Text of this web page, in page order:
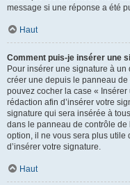
message si une réponse a été
Haut
Comment puis-je insérer une
Pour insérer une signature à un
créer une depuis le panneau de
pouvez cocher la case «
rédaction afin d’insérer votre
signature qui sera insérée à
dans le panneau de contrôle de
option, il ne vous sera plus utile
d’insérer votre signature.
Haut